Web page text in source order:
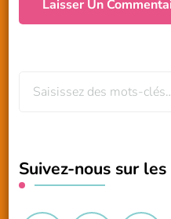
?
Suivez-nous sur